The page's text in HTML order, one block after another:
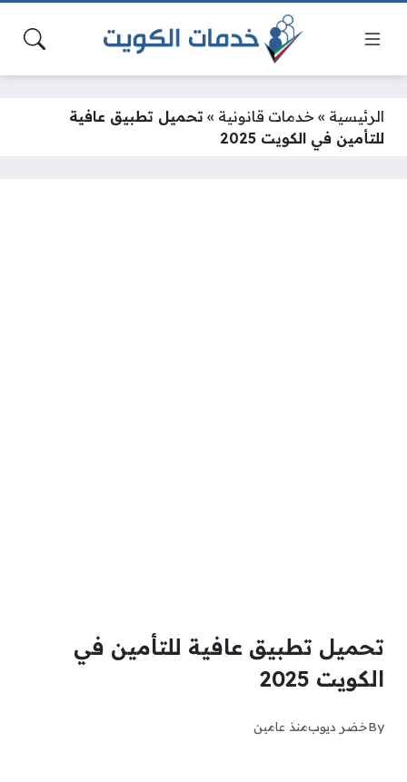
الرئيسية » خدمات قانونية » تحميل تطبيق عافية
للتأمين في الكويت 2025
تحميل تطبيق عافية للتأمين في
الكويت 2025
Byخضر ديوبمنذ عامين